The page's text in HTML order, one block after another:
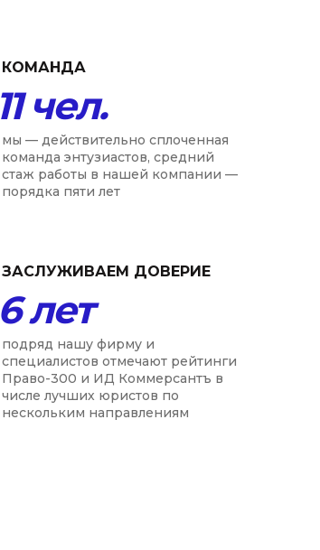
КОМАНДА
11 чел.
мы — действительно сплоченная
команда энтузиастов, средний
стаж работы в нашей компании —
порядка пяти лет
ЗАСЛУЖИВАЕМ ДОВЕРИЕ
6 лет
подряд нашу фирму и
специалистов отмечают рейтинги
Право-300 и ИД Коммерсантъ в
числе лучших юристов по
нескольким направлениям